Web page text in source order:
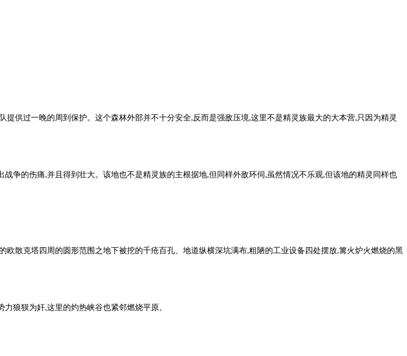
供过一晚的周到保护。这个森林外部并不十分安全,反而是强敌压境,这里不是精灵族最大的大本营,只因为精灵
争的伤痛,并且得到壮大。该地也不是精灵族的主根据地,但同样外敌环伺,虽然情况不乐观,但该地的精灵同样也
欧散克塔四周的圆形范围之地下被挖的千疮百孔、地道纵横深坑满布,粗陋的工业设备四处摆放,篝火炉火燃烧的黑
狼狈为奸,这里的灼热峡谷也紧邻燃烧平原。